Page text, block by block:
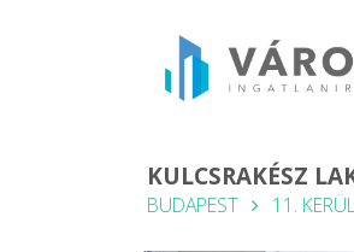
KULCSRAKÉSZ
BUDAPEST 11.